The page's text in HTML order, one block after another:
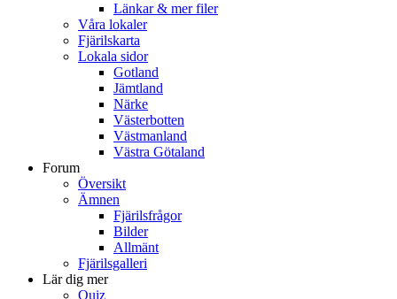
Länkar & mer filer
Våra lokaler
Fjärilskarta
Lokala sidor
Gotland
Jämtland
Närke
Västerbotten
Västmanland
Västra Götaland
Forum
Översikt
Ämnen
Fjärilsfrågor
Bilder
Allmänt
Fjärilsgalleri
Lär dig mer
Quiz